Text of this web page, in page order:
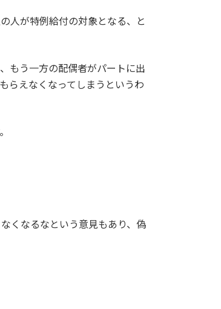
人が特例給付の対象となる、と
もう一方の配偶者がパートに出
らえなくなってしまうというわ
くなるなという意見もあり、偽